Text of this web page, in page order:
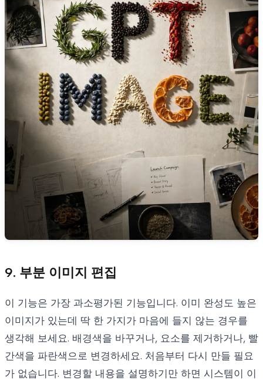
9. 부분 이미지 편집
이 기능은 가장 과소평가된 기능입니다. 이미 완성도 높은
이미지가 있는데 딱 한 가지가 마음에 들지 않는 경우를
생각해 보세요. 배경색을 바꾸거나, 요소를 제거하거나, 빨
간색을 파란색으로 변경하세요. 처음부터 다시 만들 필요
가 없습니다. 변경할 내용을 설명하기만 하면 시스템이 이